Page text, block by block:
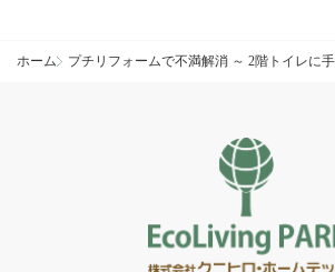
ホーム プチリフォームで不満解消 ～ 2階トイレに